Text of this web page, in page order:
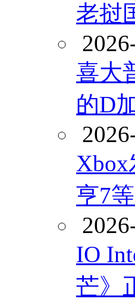
老挝
喜大
的D
亨7等
IO
芒》